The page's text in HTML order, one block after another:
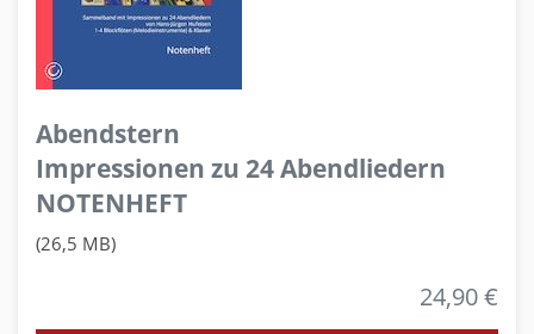
Abendstern
Impressionen zu 24 Abendliedern
NOTENHEFT
(26,5 MB)
24,90 €